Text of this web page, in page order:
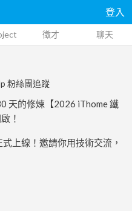
登入
徵才 聊天
粉絲團追蹤
天的修煉【2026 iThome 鐵
！
上線！邀請你用技術交流，